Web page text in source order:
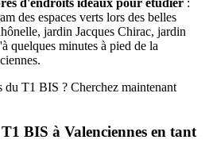
des espaces verts lors des belles
jardin Jacques Chirac, jardin
quelques minutes à pied de la
du T1 BIS ? Cherchez maintenant
BIS à Valenciennes en tant